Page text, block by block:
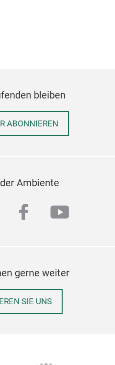
bleiben
ABONNIEREN
Ambiente
facebook
gerne weiter
SIE UNS